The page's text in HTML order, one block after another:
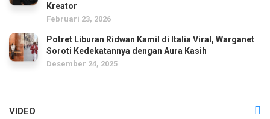
Kreator
Februari 23, 2026
Potret Liburan Ridwan Kamil di Italia Viral, Warganet
Soroti Kedekatannya dengan Aura Kasih
Desember 24, 2025
VIDEO